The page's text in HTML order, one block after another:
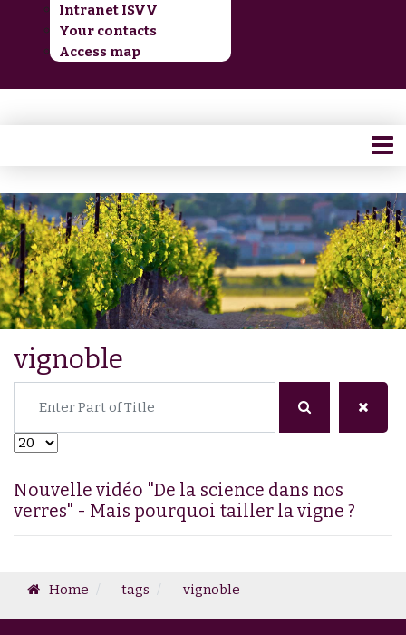
Intranet ISVV
Your contacts
Access map
vignoble
Display #
Nouvelle vidéo "De la science dans nos
verres" - Mais pourquoi tailler la vigne ?
Home tags vignoble